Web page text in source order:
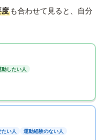
も合わせて見ると、自分
したい人
たい人 運動経験のない人